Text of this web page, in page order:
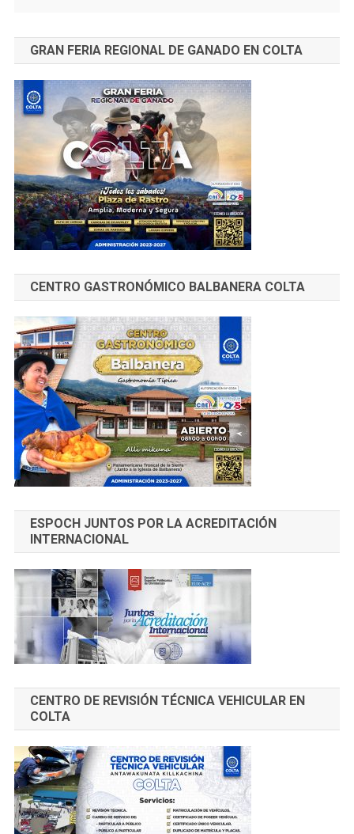
GRAN FERIA REGIONAL DE GANADO EN COLTA
CENTRO GASTRONÓMICO BALBANERA COLTA
ESPOCH JUNTOS POR LA ACREDITACIÓN
INTERNACIONAL
CENTRO DE REVISIÓN TÉCNICA VEHICULAR EN
COLTA